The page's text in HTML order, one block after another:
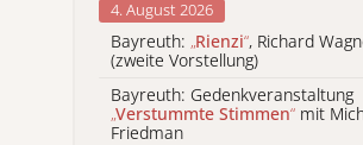
4. August 2026
Bayreuth: „Rienzi“, Richard
(zweite Vorstellung)
Bayreuth: Gedenkveranstaltung
„Verstummte Stimmen“ mit
Friedman